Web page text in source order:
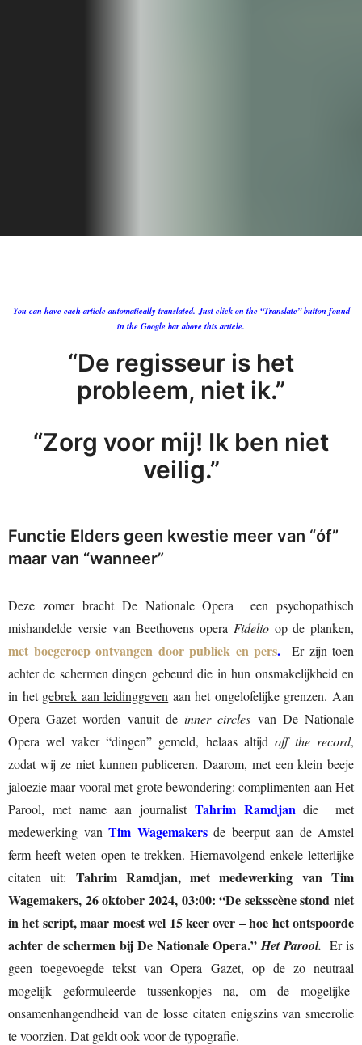
You can have each article automatically translated. Just click on the “Translate” button found
in the Google bar above this article.
“De regisseur is het
probleem, niet ik.”
“Zorg voor mij! Ik ben niet
veilig.”
Functie Elders geen kwestie meer van “óf”
maar van “wanneer”
Deze zomer bracht De Nationale Opera een psychopathisch
mishandelde versie van Beethovens opera Fidelioop de planken,
met boegeroep ontvangen door publiek en pers. Er zijn toen
achter de schermen dingen gebeurd die in hun onsmakelijkheid en
in het gebrek aan leidinggeven aan het ongelofelijke grenzen. Aan
Opera Gazet worden vanuit deinner circles van De Nationale
Opera wel vaker “dingen” gemeld, helaas altijd off the record,
zodat wij ze niet kunnen publiceren. Daarom, met een klein beeje
jaloezie maar vooral met grote bewondering: complimenten aan Het
Parool, met name aan journalist Tahrim Ramdjan die met
medewerking van Tim Wagemakersde beerput aan de Amstel
ferm heeft weten open te trekken. Hiernavolgend enkele letterlijke
citaten uit: Tahrim Ramdjan, met medewerking van Tim
Wagemakers, 26 oktober 2024, 03:00: “De seksscène stond niet
in het script, maar moest wel 15 keer over – hoe het ontspoorde
achter de schermen bij De Nationale Opera.”Het Parool.Er is
geen toegevoegde tekst van Opera Gazet, op de zo neutraal
mogelijk geformuleerde tussenkopjes na, om de mogelijke
onsamenhangendheid van de losse citaten enigszins van smeerolie
te voorzien. Dat geldt ook voor de typografie.